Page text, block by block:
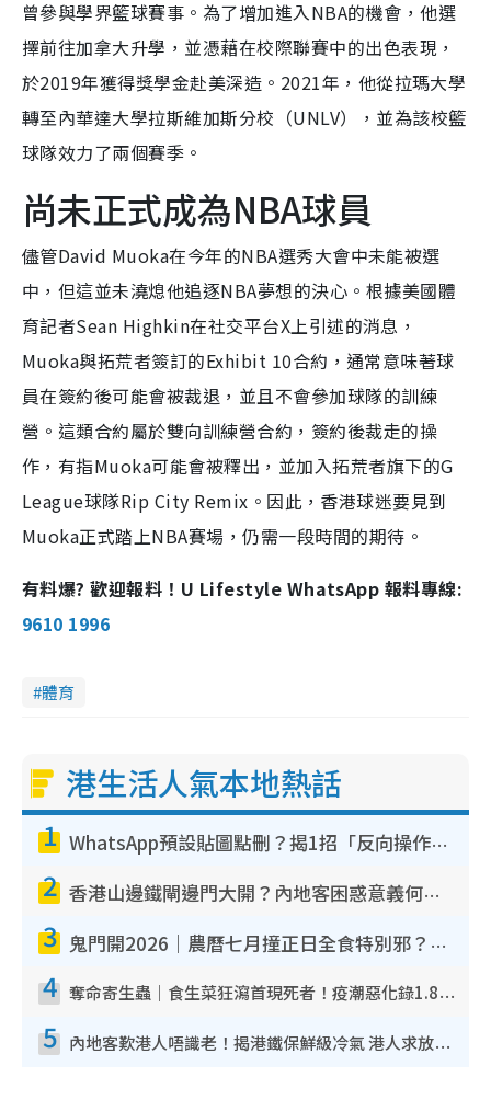
曾參與學界籃球賽事。為了增加進入NBA的機會，他選
擇前往加拿大升學，並憑藉在校際聯賽中的出色表現，
於2019年獲得獎學金赴美深造。2021年，他從拉瑪大學
轉至內華達大學拉斯維加斯分校（UNLV），並為該校籃
球隊效力了兩個賽季。
尚未正式成為NBA球員
儘管David Muoka在今年的NBA選秀大會中未能被選
中，但這並未澆熄他追逐NBA夢想的決心。根據美國體
育記者Sean Highkin在社交平台X上引述的消息，
Muoka與拓荒者簽訂的Exhibit 10合約，通常意味著球
員在簽約後可能會被裁退，並且不會參加球隊的訓練
營。這類合約屬於雙向訓練營合約，簽約後裁走的操
作，有指Muoka可能會被釋出，並加入拓荒者旗下的G
League球隊Rip City Remix。因此，香港球迷要見到
Muoka正式踏上NBA賽場，仍需一段時間的期待。
有料爆? 歡迎報料！U Lifestyle WhatsApp 報料專線:
9610 1996
體育
港生活人氣本地熱話
1 WhatsApp預設貼圖點刪？揭1招「反向操作」還原簡潔介面 附3步實測教學
2 香港山邊鐵閘邊門大開？內地客困惑意義何在！網民神回覆：呢種叫法理性防禦
3 鬼門開2026｜農曆七月撞正日全食特別邪？專家警告切忌做一事！揭4大禁忌+2招保平安
4 奪命寄生蟲｜食生菜狂瀉首現死者！疫潮惡化錄1.8萬宗病例 揭洗菜3大謬誤
5 內地客歎港人唔識老！揭港鐵保鮮級冷氣 港人求放過：咪投訴